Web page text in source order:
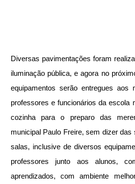
Diversas pavimentações foram
iluminação pública, e agora no
equipamentos serão entregues aos
professores e funcionários da escola
cozinha para o preparo das
municipal Paulo Freire, sem dizer
salas, inclusive de diversos
professores junto aos alunos,
aprendizados, com ambiente